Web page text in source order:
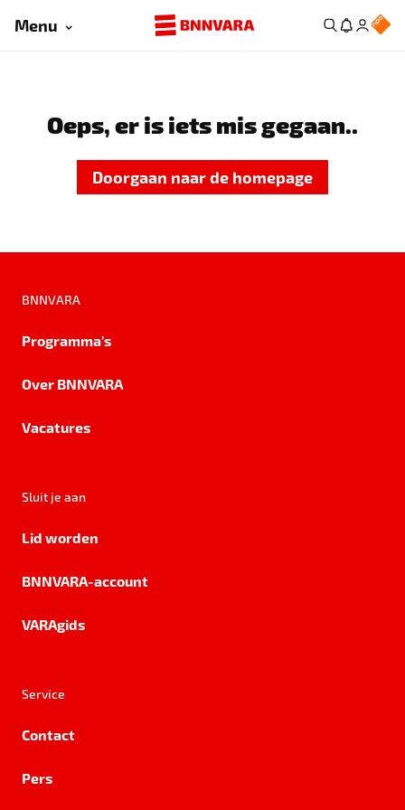
Menu
Oeps, er is iets mis gegaan..
Doorgaan naar de homepage
BNNVARA
Programma's
Over BNNVARA
Vacatures
Sluit je aan
Lid worden
BNNVARA-account
VARAgids
Service
Contact
Pers